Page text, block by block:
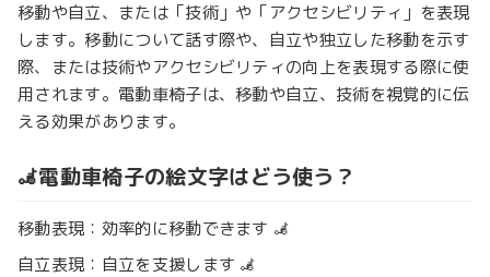
移動や自立、または「技術」や「アクセシビリティ」を表現
します。移動について話す際や、自立や独立した移動を示す
際、または技術やアクセシビリティの向上を表現する際に使
用されます。電動車椅子は、移動や自立、技術を視覚的に伝
える効果があります。
🦼電動車椅子の絵文字はどう使う？
移動表現：効率的に移動できます 🦼
自立表現：自立を支援します 🦼